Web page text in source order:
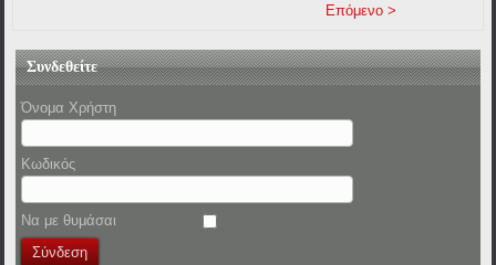
Επόμενο >
Συνδεθείτε
Όνομα Χρήστη
Κωδικός
Να με θυμάσαι